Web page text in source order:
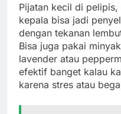
Pijatan kecil di
kepala bisa jadi
dengan tekanan
Bisa juga pakai
lavender atau
efektif banget kalau
karena stres atau